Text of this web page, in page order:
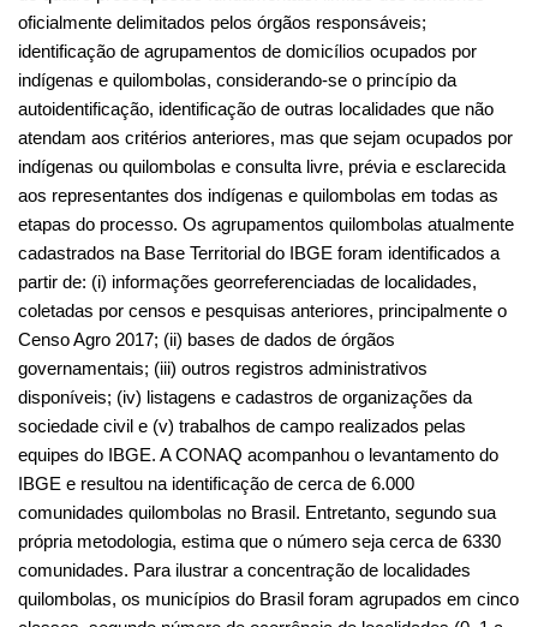
partir de: (i) informações georreferenciadas de localidades,
coletadas por censos e pesquisas anteriores, principalmente o
Censo Agro 2017; (ii) bases de dados de órgãos
governamentais; (iii) outros registros administrativos
disponíveis; (iv) listagens e cadastros de organizações da
sociedade civil e (v) trabalhos de campo realizados pelas
equipes do IBGE. A CONAQ acompanhou o levantamento do
IBGE e resultou na identificação de cerca de 6.000
comunidades quilombolas no Brasil. Entretanto, segundo sua
própria metodologia, estima que o número seja cerca de 6330
comunidades. Para ilustrar a concentração de localidades
quilombolas, os municípios do Brasil foram agrupados em cinco
classes, segundo número de ocorrência de localidades (0, 1 a
10, 11 a 30, 31 a 45 e mais de 45 localidades) as unidades da
federação também, nas classes (0, 1 a 100, 101 a 200, 201 a
800, mais de 800 localidades).
Foto da testeira: Casa de pau a pique no Quilombo de
Ivaporunduva, Vale do Ribeira (SP). Crédito: Louro Cunha/ISA.
Contato: quilombosemcovid@socioambiental.org